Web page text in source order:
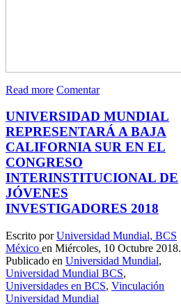
Read more Comentar
UNIVERSIDAD MUNDIAL
REPRESENTARÁ A BAJA
CALIFORNIA SUR EN EL
CONGRESO
INTERINSTITUCIONAL DE
JÓVENES
INVESTIGADORES 2018
Escrito porUniversidad Mundial, BCS
México en Miércoles, 10 Octubre 2018.
Publicado en Universidad Mundial,
Universidad Mundial BCS,
Universidades en BCS, Vinculación
Universidad Mundial